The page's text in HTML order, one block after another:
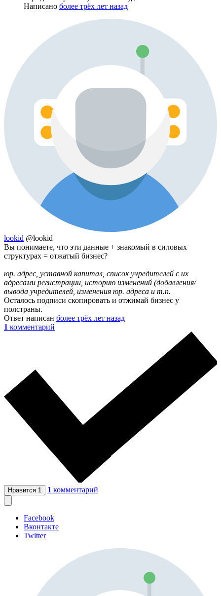
Написано более трёх лет назад
lookid @lookid
Вы понимаете, что эти данные + знакомый в силовых
структурах = отжатый бизнес?
юр. адрес, уставной капитал, список учредителей с их
адресами регистрации, историю изменений (добавления/
вывода учредителей, изменения юр. адреса и т.п.
Осталось подписи скопировать и отжимай бизнес у
полстраны.
Ответ написан более трёх лет назад
1 комментарий
Нравится 1 1 комментарий
Facebook
Вконтакте
Twitter